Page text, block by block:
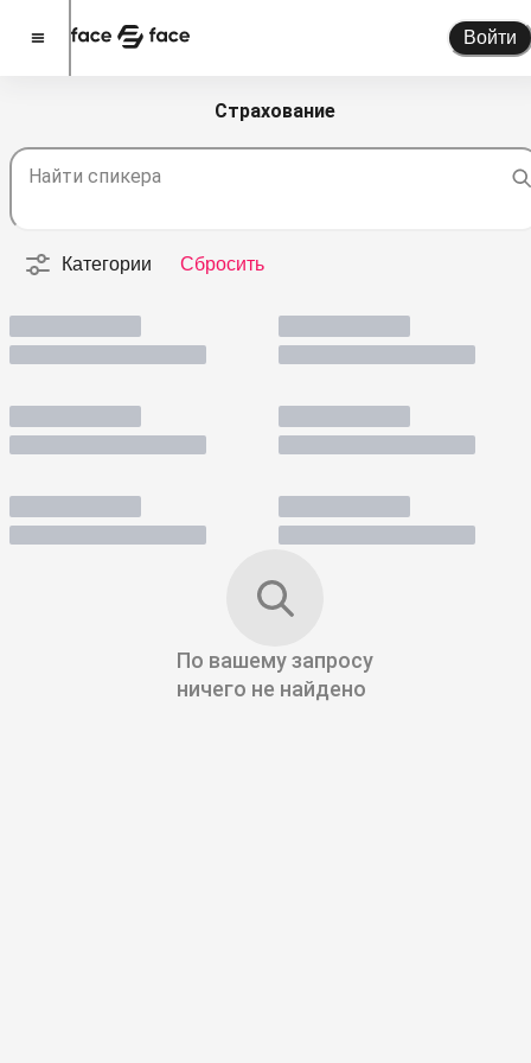
Войти
Стать спикером
Новости
Спикеры
Партнерство
Страхование
Найти спикера
Категории Сбросить
По вашему запросу
ничего не найдено